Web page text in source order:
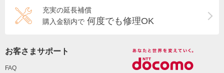
充実の延長補償
購入金額内で 何度でも修理OK
お客さまサポート
FAQ